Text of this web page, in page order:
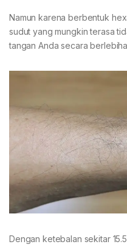
Namun karena berbentuk
sudut yang mungkin terasa
tangan Anda secara
Dengan ketebalan sekitar